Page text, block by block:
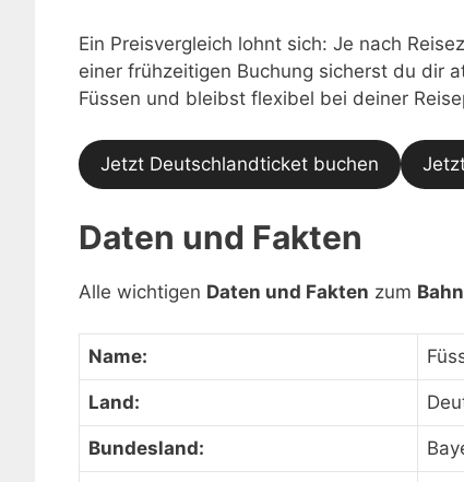
Ein Preisvergleich lohnt sich: Je nach
einer frühzeitigen Buchung sicherst du dir
Füssen und bleibst flexibel bei deiner
Jetzt Deutschlandticket buchen
Daten und Fakten
Alle wichtigen Daten und Fakten zum
Name:
Land:
Bundesland: